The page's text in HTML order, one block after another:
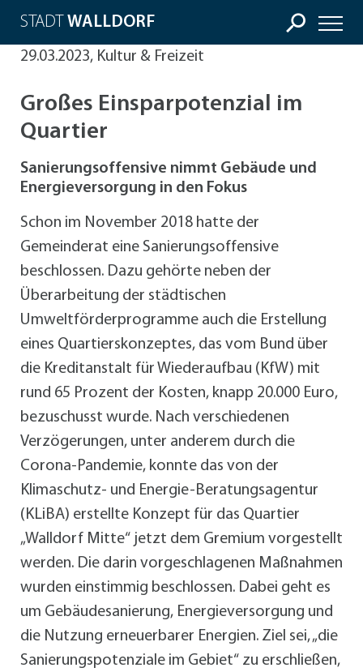
STADT WALLDORF
29.03.2023, Kultur & Freizeit
Großes Einsparpotenzial im
Quartier
Sanierungsoffensive nimmt Gebäude und
Energieversorgung in den Fokus
Schon im November 2018 hatte der
Gemeinderat eine Sanierungsoffensive
beschlossen. Dazu gehörte neben der
Überarbeitung der städtischen
Umweltförderprogramme auch die Erstellung
eines Quartierskonzeptes, das vom Bund über
die Kreditanstalt für Wiederaufbau (KfW) mit
rund 65 Prozent der Kosten, knapp 20.000 Euro,
bezuschusst wurde. Nach verschiedenen
Verzögerungen, unter anderem durch die
Corona-Pandemie, konnte das von der
Klimaschutz- und Energie-Beratungsagentur
(KLiBA) erstellte Konzept für das Quartier
„Walldorf Mitte“ jetzt dem Gremium vorgestellt
werden. Die darin vorgeschlagenen Maßnahmen
wurden einstimmig beschlossen. Dabei geht es
um Gebäudesanierung, Energieversorgung und
die Nutzung erneuerbarer Energien. Ziel sei, „die
Sanierungspotenziale im Gebiet“ zu erschließen,